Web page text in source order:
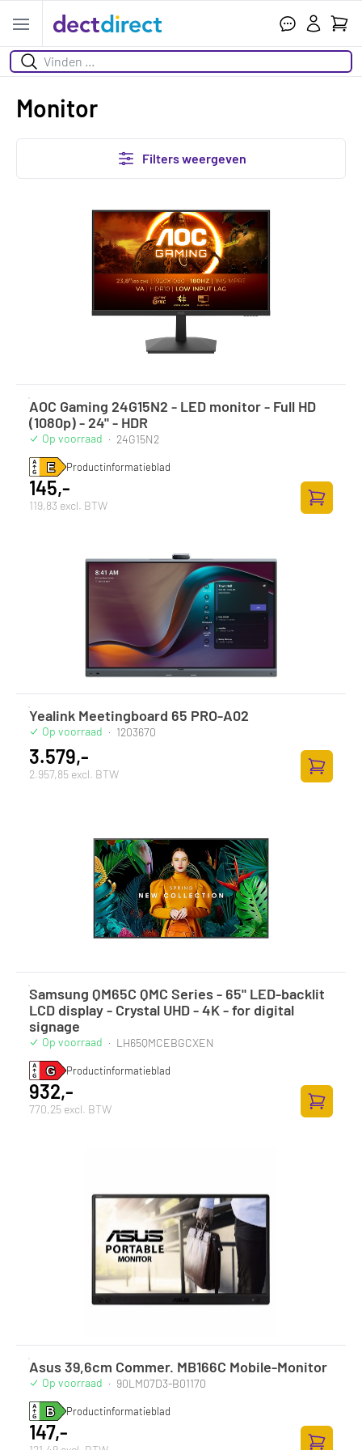
Open menu
Zoeken
Monitor
Filters weergeven
AOC Gaming 24G15N2 - LED monitor - Full HD
(1080p) - 24" - HDR
Op voorraad · 24G15N2
Productinformatieblad
145,-
119,83 excl. BTW
Yealink Meetingboard 65 PRO-A02
Op voorraad · 1203670
3.579,-
2.957,85 excl. BTW
Samsung QM65C QMC Series - 65" LED-backlit
LCD display - Crystal UHD - 4K - for digital
signage
Op voorraad · LH65QMCEBGCXEN
Productinformatieblad
932,-
770,25 excl. BTW
Asus 39,6cm Commer. MB166C Mobile-Monitor
Op voorraad · 90LM07D3-B01170
Productinformatieblad
147,-